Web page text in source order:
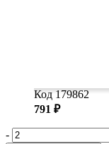
Код 179862
791 ₽
-